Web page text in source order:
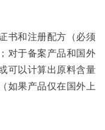
书和注册配方（必须
对于备案产品和国外
可以计算出原料含量
如果产品仅在国外上